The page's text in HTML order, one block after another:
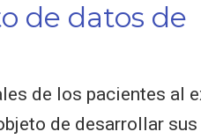
de datos de
de los pacientes al
de desarrollar